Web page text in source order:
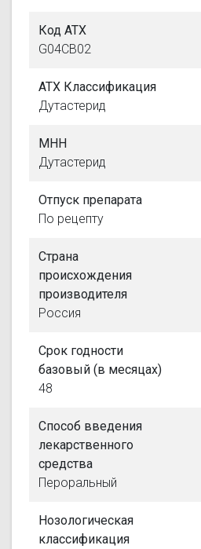
Код АТХ
G04CB02
АТХ Классификация
Дутастерид
МНН
Дутастерид
Отпуск препарата
По рецепту
Страна
происхождения
производителя
Россия
Срок годности
базовый (в месяцах)
48
Способ введения
лекарственного
средства
Пероральный
Нозологическая
классификация